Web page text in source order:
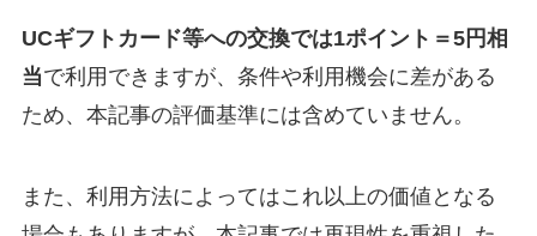
UCギフトカード等への交換では1ポイント＝5円相
当で利用できますが、条件や利用機会に差がある
ため、本記事の評価基準には含めていません。
また、利用方法によってはこれ以上の価値となる